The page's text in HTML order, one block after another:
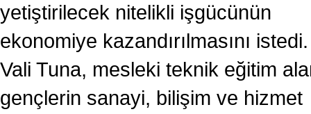
yetiştirilecek nitelikli işgücünün
ekonomiye kazandırılmasını istedi.
Vali Tuna, mesleki teknik eğitim
gençlerin sanayi, bilişim ve hizmet